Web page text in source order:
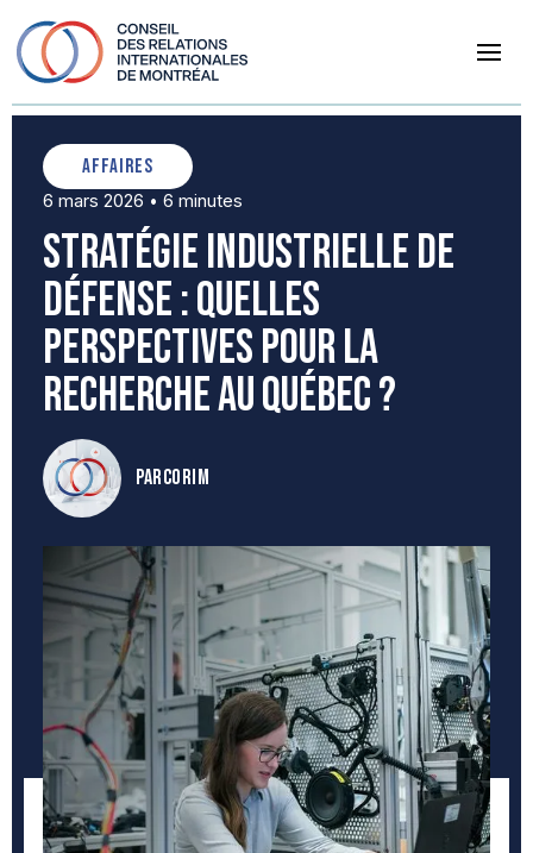
Affaires
6 mars 2026 • 6 minutes
Stratégie industrielle de
défense : quelles
perspectives pour la
recherche au Québec ?
parCORIM